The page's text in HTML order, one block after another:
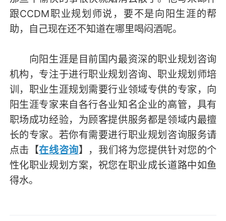
跟CCDM职业规划师说，要不是向阳生涯的帮
助，自己现在还不知道在哪里喝闷酒呢。
向阳生涯是目前国内最资深的职业规划咨询
机构，专注于进行职业规划咨询、职业规划师培
训，职业生涯规划需要行业领域专供的专家，向
阳生涯专家来自各行各业知名企业的高管，具有
职场成功经验，为顾客提供服务都是领域内最擅
长的专家。若你有需要进行职业规划咨询服务请
点击【在线咨询】，我们将为您提供针对您的个
性化职业规划方案，祝您在职业成长道路中如鱼
得水。